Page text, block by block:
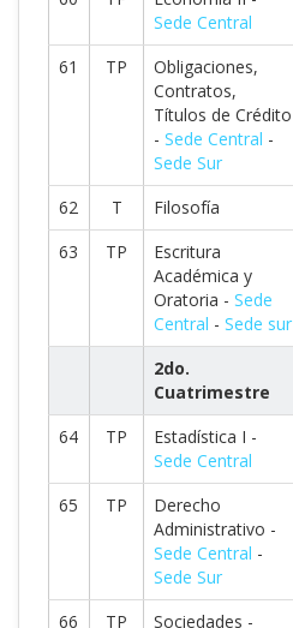
Sede Central
61 TP
Obligaciones,
Contratos,
Títulos de Crédito
- Sede Central -
Sede Sur
62 T Filosofía
63
TP
Escritura
Académica y
Oratoria - Sede
Central - Sede sur
2do.
Cuatrimestre
64 TP
Estadística I -
Sede Central
65 TP
Derecho
Administrativo -
Sede Central -
Sede Sur
66 TP
Sociedades -